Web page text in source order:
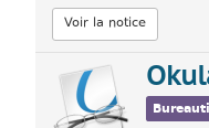
Voir la notice